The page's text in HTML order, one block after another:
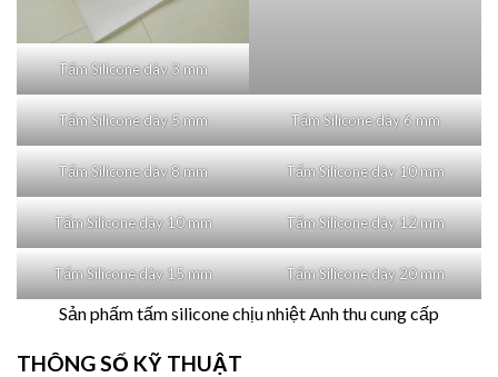
Tấm Silicone dày 3 mm
Tấm Silicone dày 5 mm Tấm Silicone dày 6 mm
Tấm Silicone dày 8 mm Tấm Silicone dày 10 mm
Tấm Silicone dày 10 mm Tấm Silicone dày 12 mm
Tấm Silicone dày 15 mm Tấm Silicone dày 20 mm
Sản phấm tấm silicone chịu nhiệt Anh thu cung cấp
THÔNG SỐ KỸ THUẬT